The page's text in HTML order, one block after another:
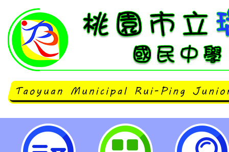
桃園市立瑞坪國民中學